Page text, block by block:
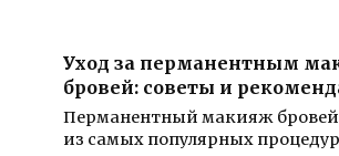
Уход за перманентным
бровей: советы и
Перманентный макияж бровей
из самых популярных